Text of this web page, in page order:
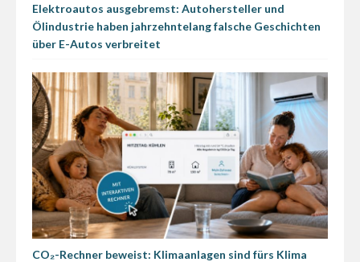
Elektroautos ausgebremst: Autohersteller und
Ölindustrie haben jahrzehntelang falsche Geschichten
über E-Autos verbreitet
CO₂-Rechner beweist: Klimaanlagen sind fürs Klima